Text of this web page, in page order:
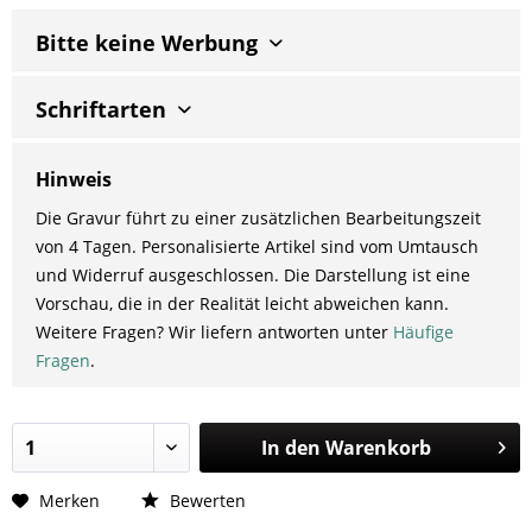
Bitte keine Werbung
Schriftarten
Hinweis
Die Gravur führt zu einer zusätzlichen Bearbeitungszeit
von 4 Tagen. Personalisierte Artikel sind vom Umtausch
und Widerruf ausgeschlossen. Die Darstellung ist eine
Vorschau, die in der Realität leicht abweichen kann.
Weitere Fragen? Wir liefern antworten unter Häufige
Fragen.
In den Warenkorb
Merken Bewerten